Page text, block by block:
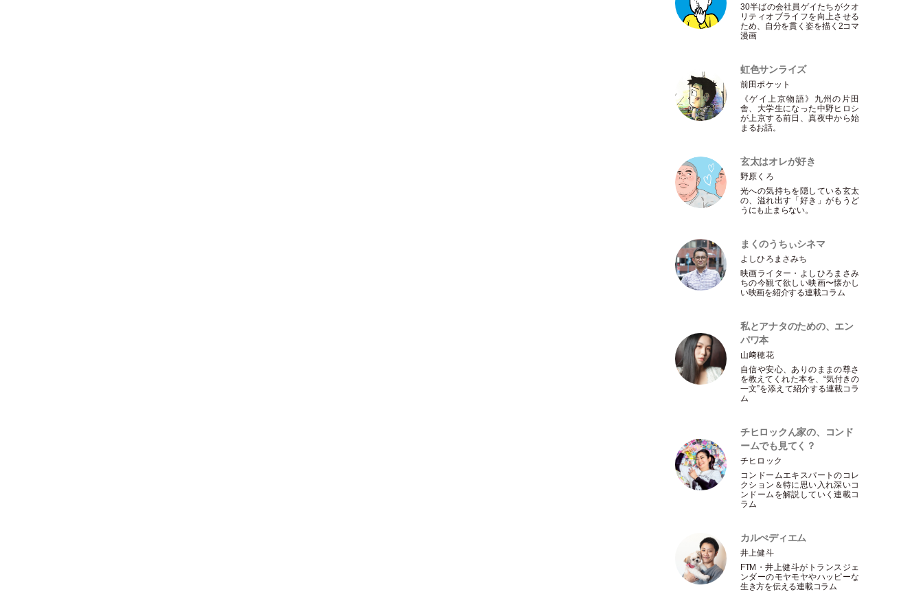
30半ばの会社員ゲイたちがクオ
リティオブライフを向上させる
ため、自分を貫く姿を描く2コマ
漫画
虹色サンライズ
前田ポケット
《ゲイ上京物語》九州の片田
舎、大学生になった中野ヒロシ
が上京する前日、真夜中から始
まるお話。
玄太はオレが好き
野原くろ
光への気持ちを隠している玄太
の、溢れ出す 「好き 」がもうど
うにも止まらない。
まくのうちぃシネマ
よしひろまさみち
映画ライター ・ よしひろまさみ
ちの今観て欲しい映画〜懐かし
い映画を紹介する連載コラム
私とアナタのための、エン
パワ本
山﨑穂花
自信や安心、ありのままの尊さ
を教えてくれた本を、“気付きの
一文”を添えて紹介する連載コラ
ム
チヒロックん家の、コンド
ームでも見てく？
チヒロック
コンドームエキスパートのコレ
クション＆特に思い入れ深いコ
ンドームを解説していく連載コ
ラム
カルぺディエム
井上健斗
FTM ・井上健斗がトランスジェ
ンダーのモヤモヤやハッピーな
生き方を伝える連載コラム